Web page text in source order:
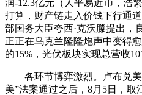
润-12.3亿元（人平易近币，浩
打算，财产链走入价钱下行通
部国务大臣夸西·克沃滕提出，
正正在乌克兰隆隆炮声中变得
的15%，光伏板块实现总营收
各环节博弈激烈。卢布兑美
美”法案通过之后，8月5日，取